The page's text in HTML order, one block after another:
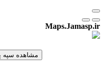
Maps.Jamasp.ir